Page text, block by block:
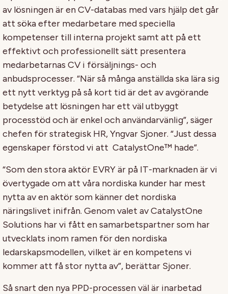
av lösningen är en CV-databas med vars hjälp det går
att söka efter medarbetare med speciella
kompetenser till interna projekt samt att på ett
effektivt och professionellt sätt presentera
medarbetarnas CV i försäljnings- och
anbudsprocesser. “När så många anställda ska lära sig
ett nytt verktyg på så kort tid är det av avgörande
betydelse att lösningen har ett väl utbyggt
processtöd och är enkel och användarvänlig”, säger
chefen för strategisk HR, Yngvar Sjoner. “Just dessa
egenskaper förstod vi att CatalystOne™ hade”.
“Som den stora aktör EVRY är på IT-marknaden är vi
övertygade om att våra nordiska kunder har mest
nytta av en aktör som känner det nordiska
näringslivet inifrån. Genom valet av CatalystOne
Solutions har vi fått en samarbetspartner som har
utvecklats inom ramen för den nordiska
ledarskapsmodellen, vilket är en kompetens vi
kommer att få stor nytta av”, berättar Sjoner.
Så snart den nya PPD-processen väl är inarbetad